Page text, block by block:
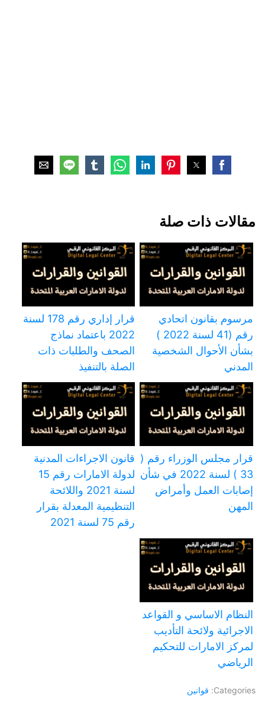
مقالات ذات صلة
مرسوم بقانون اتحادي
رقم (41 لسنة 2022 )
بشأن الأحوال الشخصية
المدني
قرار إداري رقم 178 لسنة
2022 باعتماد نماذج
الصحف والطلبات ذات
الصلة بالتنفيذ
قرار مجلس الوزراء رقم (
33 ) لسنة 2022 في شأن
إصابات العمل وأمراض
المهن
قانون الاجراءات المدنية
لدولة الامارات رقم 15
لسنة 2021 واللائحة
التنظيمية المعدلة بقرار
رقم 75 لسنة 2021
النظام الاساسي و القواعد
الاجرائية ولائحة التأديب
لمركز الامارات للتحكيم
الرياضي
Categories: قوانين